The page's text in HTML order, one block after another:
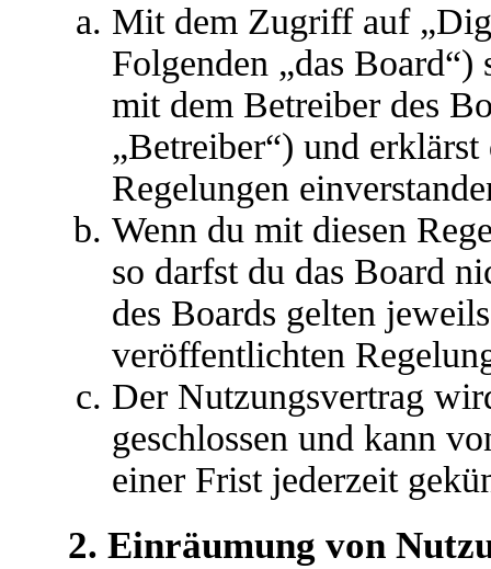
Mit dem Zugriff auf
Folgenden „das
mit dem Betreiber des
„Betreiber“) und
Regelungen
Wenn du mit diesen
so darfst du das Board
des Boards gelten
veröffentlichten
Der Nutzungsvertrag
geschlossen und kann
einer Frist jederzeit
2. Einräumung von